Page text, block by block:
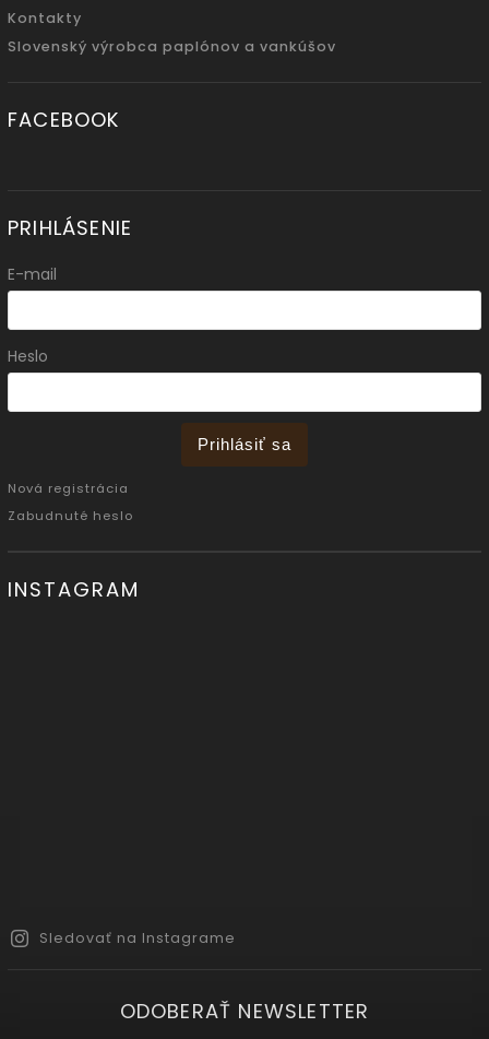
Kontakty
Slovenský výrobca paplónov a vankúšov
FACEBOOK
PRIHLÁSENIE
E-mail
Heslo
Prihlásiť sa
Nová registrácia
Zabudnuté heslo
INSTAGRAM
Sledovať na Instagrame
ODOBERAŤ NEWSLETTER